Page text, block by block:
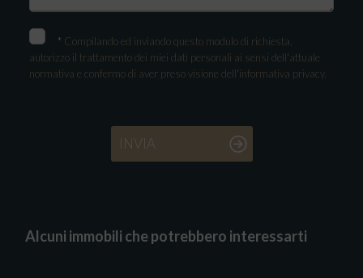
* Compilando ed inviando questo modulo di richiesta,
autorizzo il trattamento dei miei dati personali ai sensi dell'attuale
normativa e confermo di aver preso visione dell'informativa privacy.
INVIA
Alcuni immobili che potrebbero interessarti